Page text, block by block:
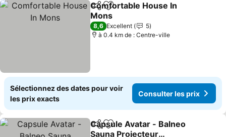
PartagerAjouter à mes favoris
Comfortable House In
Mons
Consulter les prix
8,6 Excellent
5
à 0.4 km de : Centre-ville
Sélectionnez des dates pour voir
les prix exacts
Consulter les prix
PartagerAjouter à mes favoris
Capsule Avatar - Balneo
Sauna Projecteur